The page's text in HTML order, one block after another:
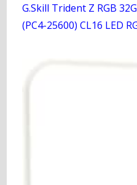
G.Skill Trident Z RGB
(PC4-25600) CL16 LED